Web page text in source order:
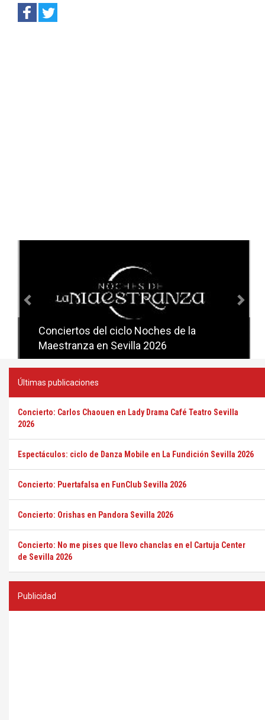
Conciertos del ciclo Noches de la
Maestranza en Sevilla 2026
Conciertos del ciclo Candlelight en
Sevilla
Últimas publicaciones
Concierto: Carlos Chaouen en Lady Drama Café Teatro Sevilla
2026
Espectáculos: ciclo de Danza Mobile en La Fundición Sevilla 2026
Concierto: Puertafalsa en FunClub Sevilla 2026
Concierto: Orishas en Pandora Sevilla 2026
Concierto: No me pises que llevo chanclas en el Cartuja Center
de Sevilla 2026
Publicidad